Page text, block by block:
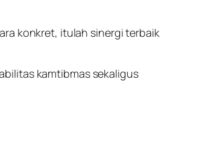
konkret, itulah sinergi terbaik
kamtibmas sekaligus